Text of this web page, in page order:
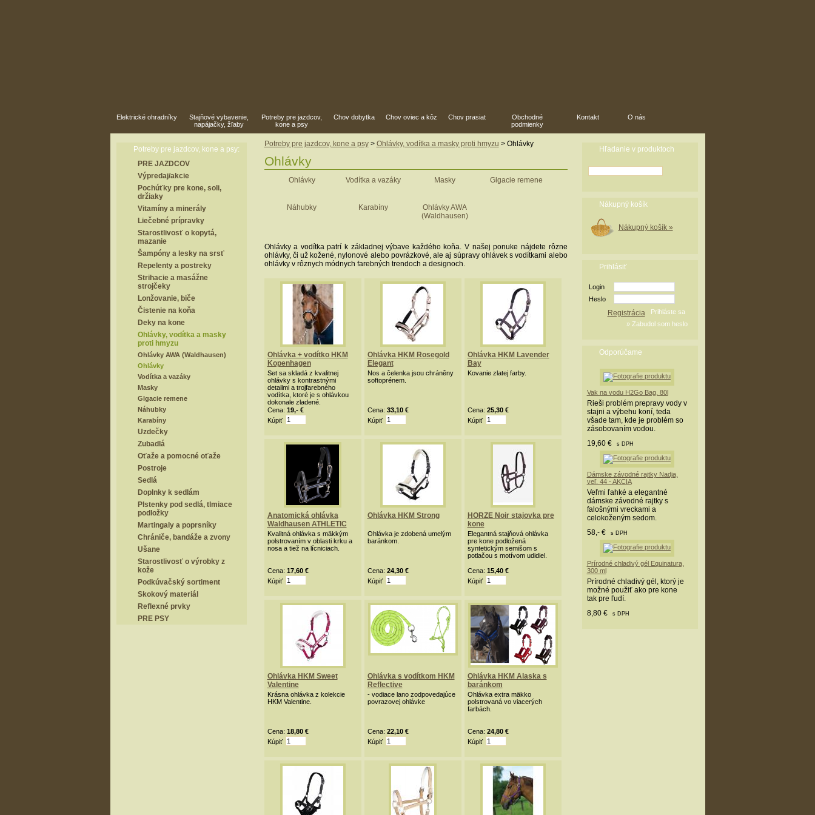
Elektrické ohradníky
Stajňové vybavenie,
napájačky, žľaby
Potreby pre jazdcov,
kone a psy
Chov dobytka Chov oviec a kôz Chov prasiat
Obchodné
podmienky
Kontakt O nás
Potreby pre jazdcov, kone a psy:
PRE JAZDCOV
Výpredaj/akcie
Pochúťky pre kone, soli,
držiaky
Vitamíny a minerály
Liečebné prípravky
Starostlivosť o kopytá,
mazanie
Šampóny a lesky na srsť
Repelenty a postreky
Strihacie a masážne
strojčeky
Lonžovanie, biče
Čistenie na koňa
Deky na kone
Ohlávky, vodítka a masky
proti hmyzu
Ohlávky AWA (Waldhausen)
Ohlávky
Vodítka a vazáky
Masky
Glgacie remene
Náhubky
Karabíny
Uzdečky
Zubadlá
Oťaže a pomocné oťaže
Postroje
Sedlá
Doplnky k sedlám
Plstenky pod sedlá, tlmiace
podložky
Martingaly a poprsníky
Chrániče, bandáže a zvony
Ušane
Starostlivosť o výrobky z
kože
Podkúvačský sortiment
Skokový materiál
Reflexné prvky
PRE PSY
Potreby pre jazdcov, kone a psy> Ohlávky, vodítka a masky proti hmyzu > Ohlávky
Ohlávky
Ohlávky Vodítka a vazáky Masky Glgacie remene
Náhubky Karabíny
Ohlávky AWA
(Waldhausen)
Ohlávky a vodítka patrí k základnej výbave každého koňa. V našej ponuke nájdete rôzne
ohlávky, či už kožené, nylonové alebo povrázkové, ale aj súpravy ohlávek s vodítkami alebo
ohlávky v rôznych módnych farebných trendoch a designoch.
Ohlávka + vodítko HKM
Kopenhagen
Set sa skladá z kvalitnej
ohlávky s kontrastnými
detailmi a trojfarebného
vodítka, ktoré je s ohlávkou
dokonale zladené.
Cena: 19,- €
Kúpiť
Ohlávka HKM Rosegold
Elegant
Nos a čelenka jsou chráněny
softoprénem.
Cena: 33,10 €
Kúpiť
Ohlávka HKM Lavender
Bay
Kovanie zlatej farby.
Cena: 25,30 €
Kúpiť
Anatomická ohlávka
Waldhausen ATHLETIC
Kvalitná ohlávka s mäkkým
polstrovaním v oblasti krku a
nosa a tiež na lícniciach.
Cena: 17,60 €
Kúpiť
Ohlávka HKM Strong
Ohlávka je zdobená umelým
baránkom.
Cena: 24,30 €
Kúpiť
HORZE Noir stajovka pre
kone
Elegantná stajňová ohlávka
pre kone podložená
syntetickým semišom s
potlačou s motívom udidiel.
Cena: 15,40 €
Kúpiť
Ohlávka HKM Sweet
Valentine
Krásna ohlávka z kolekcie
HKM Valentine.
Cena: 18,80 €
Kúpiť
Ohlávka s vodítkom HKM
Reflective
- vodiace lano zodpovedajúce
povrazovej ohlávke
Cena: 22,10 €
Kúpiť
Ohlávka HKM Alaska s
baránkom
Ohlávka extra mäkko
polstrovaná vo viacerých
farbách.
Cena: 24,80 €
Kúpiť
Hľadanie v produktoch
Nákupný košík
Nákupný košík »
Prihlásiť
Login
Heslo
Registrácia
Odporúčame
Vak na vodu H2Go Bag, 80l
Rieši problém prepravy vody v
stajni a výbehu koní, teda
všade tam, kde je problém so
zásobovaním vodou.
19,60 €
s DPH
Dámske závodné rajtky Nadja,
veľ. 44 - AKCIA
Veľmi ľahké a elegantné
dámske závodné rajtky s
falošnými vreckami a
celokoženým sedom.
58,- €
s DPH
Prírodné chladivý gél Equinatura,
300 ml
Prírodné chladivý gél, ktorý je
možné použiť ako pre kone
tak pre ľudí.
8,80 €
s DPH